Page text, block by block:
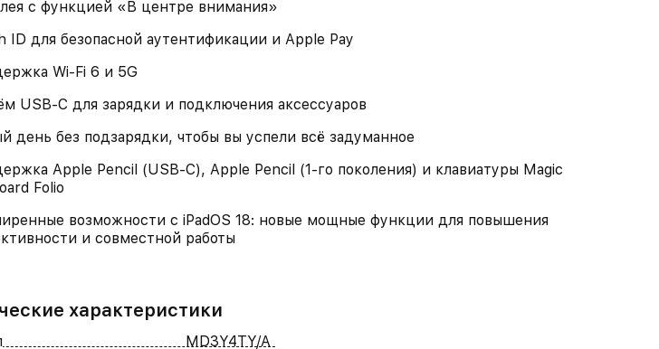
с функцией «В центре внимания»
ID для безопасной аутентификации и Apple Pay
Wi‑Fi 6 и 5G
USB‑C для зарядки и подключения аксессуаров
день без подзарядки, чтобы вы успели всё задуманное
Apple Pencil (USB-C), Apple Pencil (1‑го поколения) и клавиатуры Magic
Folio
возможности с iPadOS 18: новые мощные функции для повышения
и совместной работы
характеристики
MD3Y4TY/A